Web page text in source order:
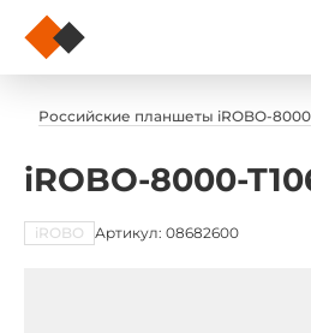
Российские планшеты iROBO-8000
iROBO-8000-
iROBO Артикул: 08682600